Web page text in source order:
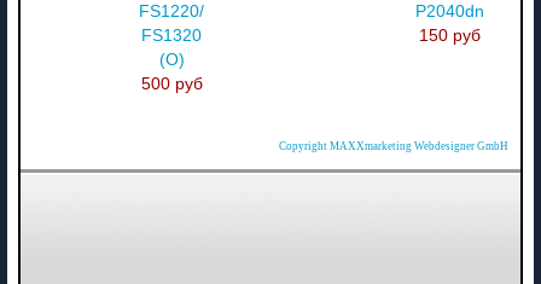
FS1220/
FS1320
(О)
500 руб
P2040dn
150 руб
Copyright MAXXmarketing Webdesigner GmbH